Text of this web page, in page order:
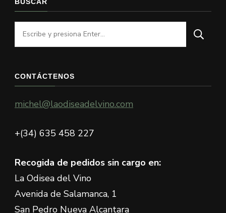
¿Buscas
algo?
CONTÁCTENOS
michel@laodiseadelvino.com
+(34) 635 458 227
Recogida de pedidos sin cargo en:
La Odisea del Vino
Avenida de Salamanca, 1
San Pedro Nueva Alcantara